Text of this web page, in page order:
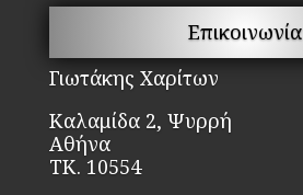
Επικοινωνία
Γιωτάκης Χαρίτων
Καλαμίδα 2, Ψυρρή
Αθήνα
ΤΚ. 10554